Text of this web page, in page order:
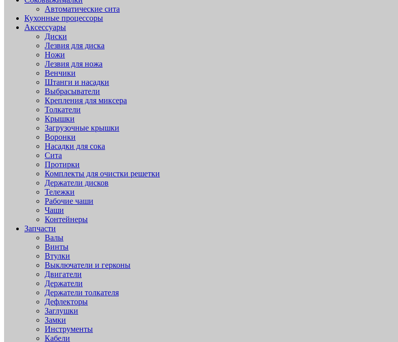
Автоматические сита
Кухонные процессоры
Аксессуары
Диски
Лезвия для диска
Ножи
Лезвия для ножа
Венчики
Штанги и насадки
Выбрасыватели
Крепления для миксера
Толкатели
Крышки
Загрузочные крышки
Воронки
Насадки для сока
Сита
Протирки
Комплекты для очистки решетки
Держатели дисков
Тележки
Рабочие чаши
Чаши
Контейнеры
Запчасти
Валы
Винты
Втулки
Выключатели и герконы
Двигатели
Держатели
Держатели толкателя
Дефлекторы
Заглушки
Замки
Инструменты
Кабели